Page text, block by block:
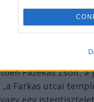
Fazekas Zsolt,
Farkas utcai
egy